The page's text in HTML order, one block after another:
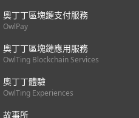
奧丁丁區塊鏈支付服務
OwlPay
奧丁丁區塊鏈應用服務
OwlTing Blockchain Services
奧丁丁體驗
OwlTing Experiences
故事所